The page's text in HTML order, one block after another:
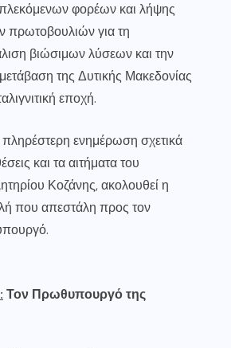
φορέων και λήψης
πρωτοβουλιών για τη
βιώσιμων λύσεων και την
της Δυτικής Μακεδονίας
εποχή.
πληρέστερη ενημέρωση σχετικά
και τα αιτήματα του
Κοζάνης, ακολουθεί η
που απεστάλη προς τον
Τον Πρωθυπουργό της